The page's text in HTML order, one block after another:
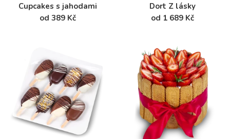
Cupcakes s jahodami
od 389 Kč
Dort Z lásky
od 1 689 Kč